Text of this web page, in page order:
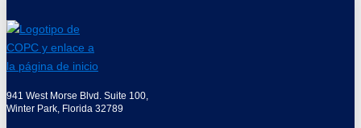
941 West Morse Blvd. Suite 100,
Winter Park, Florida 32789